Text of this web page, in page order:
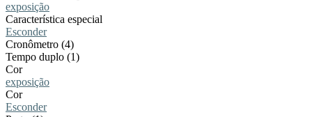
exposição
Característica especial
Esconder
Cronômetro (4)
Tempo duplo (1)
Cor
exposição
Cor
Esconder